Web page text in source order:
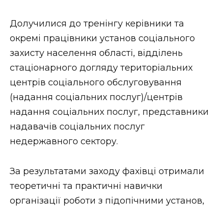
Долучилися до тренінгу керівники та
окремі працівники установ соціального
захисту населення області, відділень
стаціонарного догляду територіальних
центрів соціального обслуговування
(надання соціальних послуг)/центрів
надання соціальних послуг, представники
надавачів соціальних послуг
недержавного сектору.
За результатами заходу фахівці отримали
теоретичні та практичні навички
організації роботи з підопічними установ,